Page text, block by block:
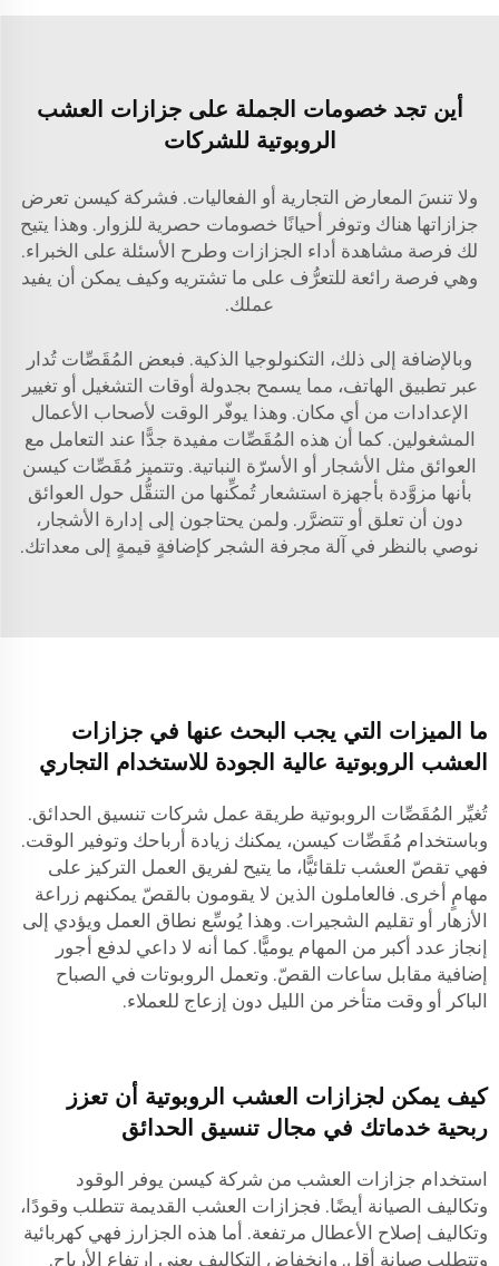
أين تجد خصومات الجملة على جزازات العشب
الروبوتية للشركات
ولا تنسَ المعارض التجارية أو الفعاليات. فشركة كيسن تعرض
جزازاتها هناك وتوفر أحيانًا خصومات حصرية للزوار. وهذا يتيح
لك فرصة مشاهدة أداء الجزازات وطرح الأسئلة على الخبراء.
وهي فرصة رائعة للتعرُّف على ما تشتريه وكيف يمكن أن يفيد
عملك.
وبالإضافة إلى ذلك، التكنولوجيا الذكية. فبعض المُقَصِّات تُدار
عبر تطبيق الهاتف، مما يسمح بجدولة أوقات التشغيل أو تغيير
الإعدادات من أي مكان. وهذا يوفّر الوقت لأصحاب الأعمال
المشغولين. كما أن هذه المُقَصِّات مفيدة جدًّا عند التعامل مع
العوائق مثل الأشجار أو الأسرّة النباتية. وتتميز مُقَصِّات كيسن
بأنها مزوَّدة بأجهزة استشعار تُمكِّنها من التنقُّل حول العوائق
دون أن تعلق أو تتضرَّر. ولمن يحتاجون إلى إدارة الأشجار،
نوصي بالنظر في آلة مجرفة الشجر كإضافةٍ قيمةٍ إلى معداتك.
ما الميزات التي يجب البحث عنها في جزازات
العشب الروبوتية عالية الجودة للاستخدام التجاري
تُغيِّر المُقَصِّات الروبوتية طريقة عمل شركات تنسيق الحدائق.
وباستخدام مُقَصِّات كيسن، يمكنك زيادة أرباحك وتوفير الوقت.
فهي تقصّ العشب تلقائيًّا، ما يتيح لفريق العمل التركيز على
مهامٍ أخرى. فالعاملون الذين لا يقومون بالقصّ يمكنهم زراعة
الأزهار أو تقليم الشجيرات. وهذا يُوسِّع نطاق العمل ويؤدي إلى
إنجاز عدد أكبر من المهام يوميًّا. كما أنه لا داعي لدفع أجور
إضافية مقابل ساعات القصّ. وتعمل الروبوتات في الصباح
الباكر أو وقت متأخر من الليل دون إزعاج للعملاء.
كيف يمكن لجزازات العشب الروبوتية أن تعزز
ربحية خدماتك في مجال تنسيق الحدائق
استخدام جزازات العشب من شركة كيسن يوفر الوقود
وتكاليف الصيانة أيضًا. فجزازات العشب القديمة تتطلب وقودًا،
وتكاليف إصلاح الأعطال مرتفعة. أما هذه الجزارز فهي كهربائية
وتتطلب صيانة أقل. وانخفاض التكاليف يعني ارتفاع الأرباح.